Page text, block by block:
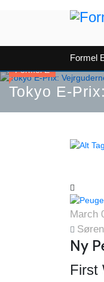
Formel
Formel E
Tokyo E-
March
Ny
First